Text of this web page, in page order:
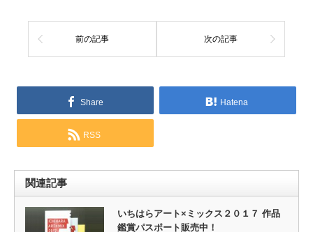
前の記事 次の記事
Share Hatena
RSS
関連記事
いちはらアート×ミックス２０１７ 作品
鑑賞パスポート販売中！